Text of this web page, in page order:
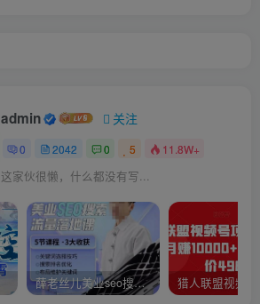
admin 关注
0 2042 0 5 11.8W+
这家伙很懒，什么都没有写...
薛老丝儿美业seo搜索流量落地课，一周暴涨20w粉丝，全干货讲解